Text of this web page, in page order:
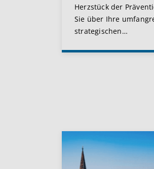
Herzstück der
Sie über Ihre
strategischen…